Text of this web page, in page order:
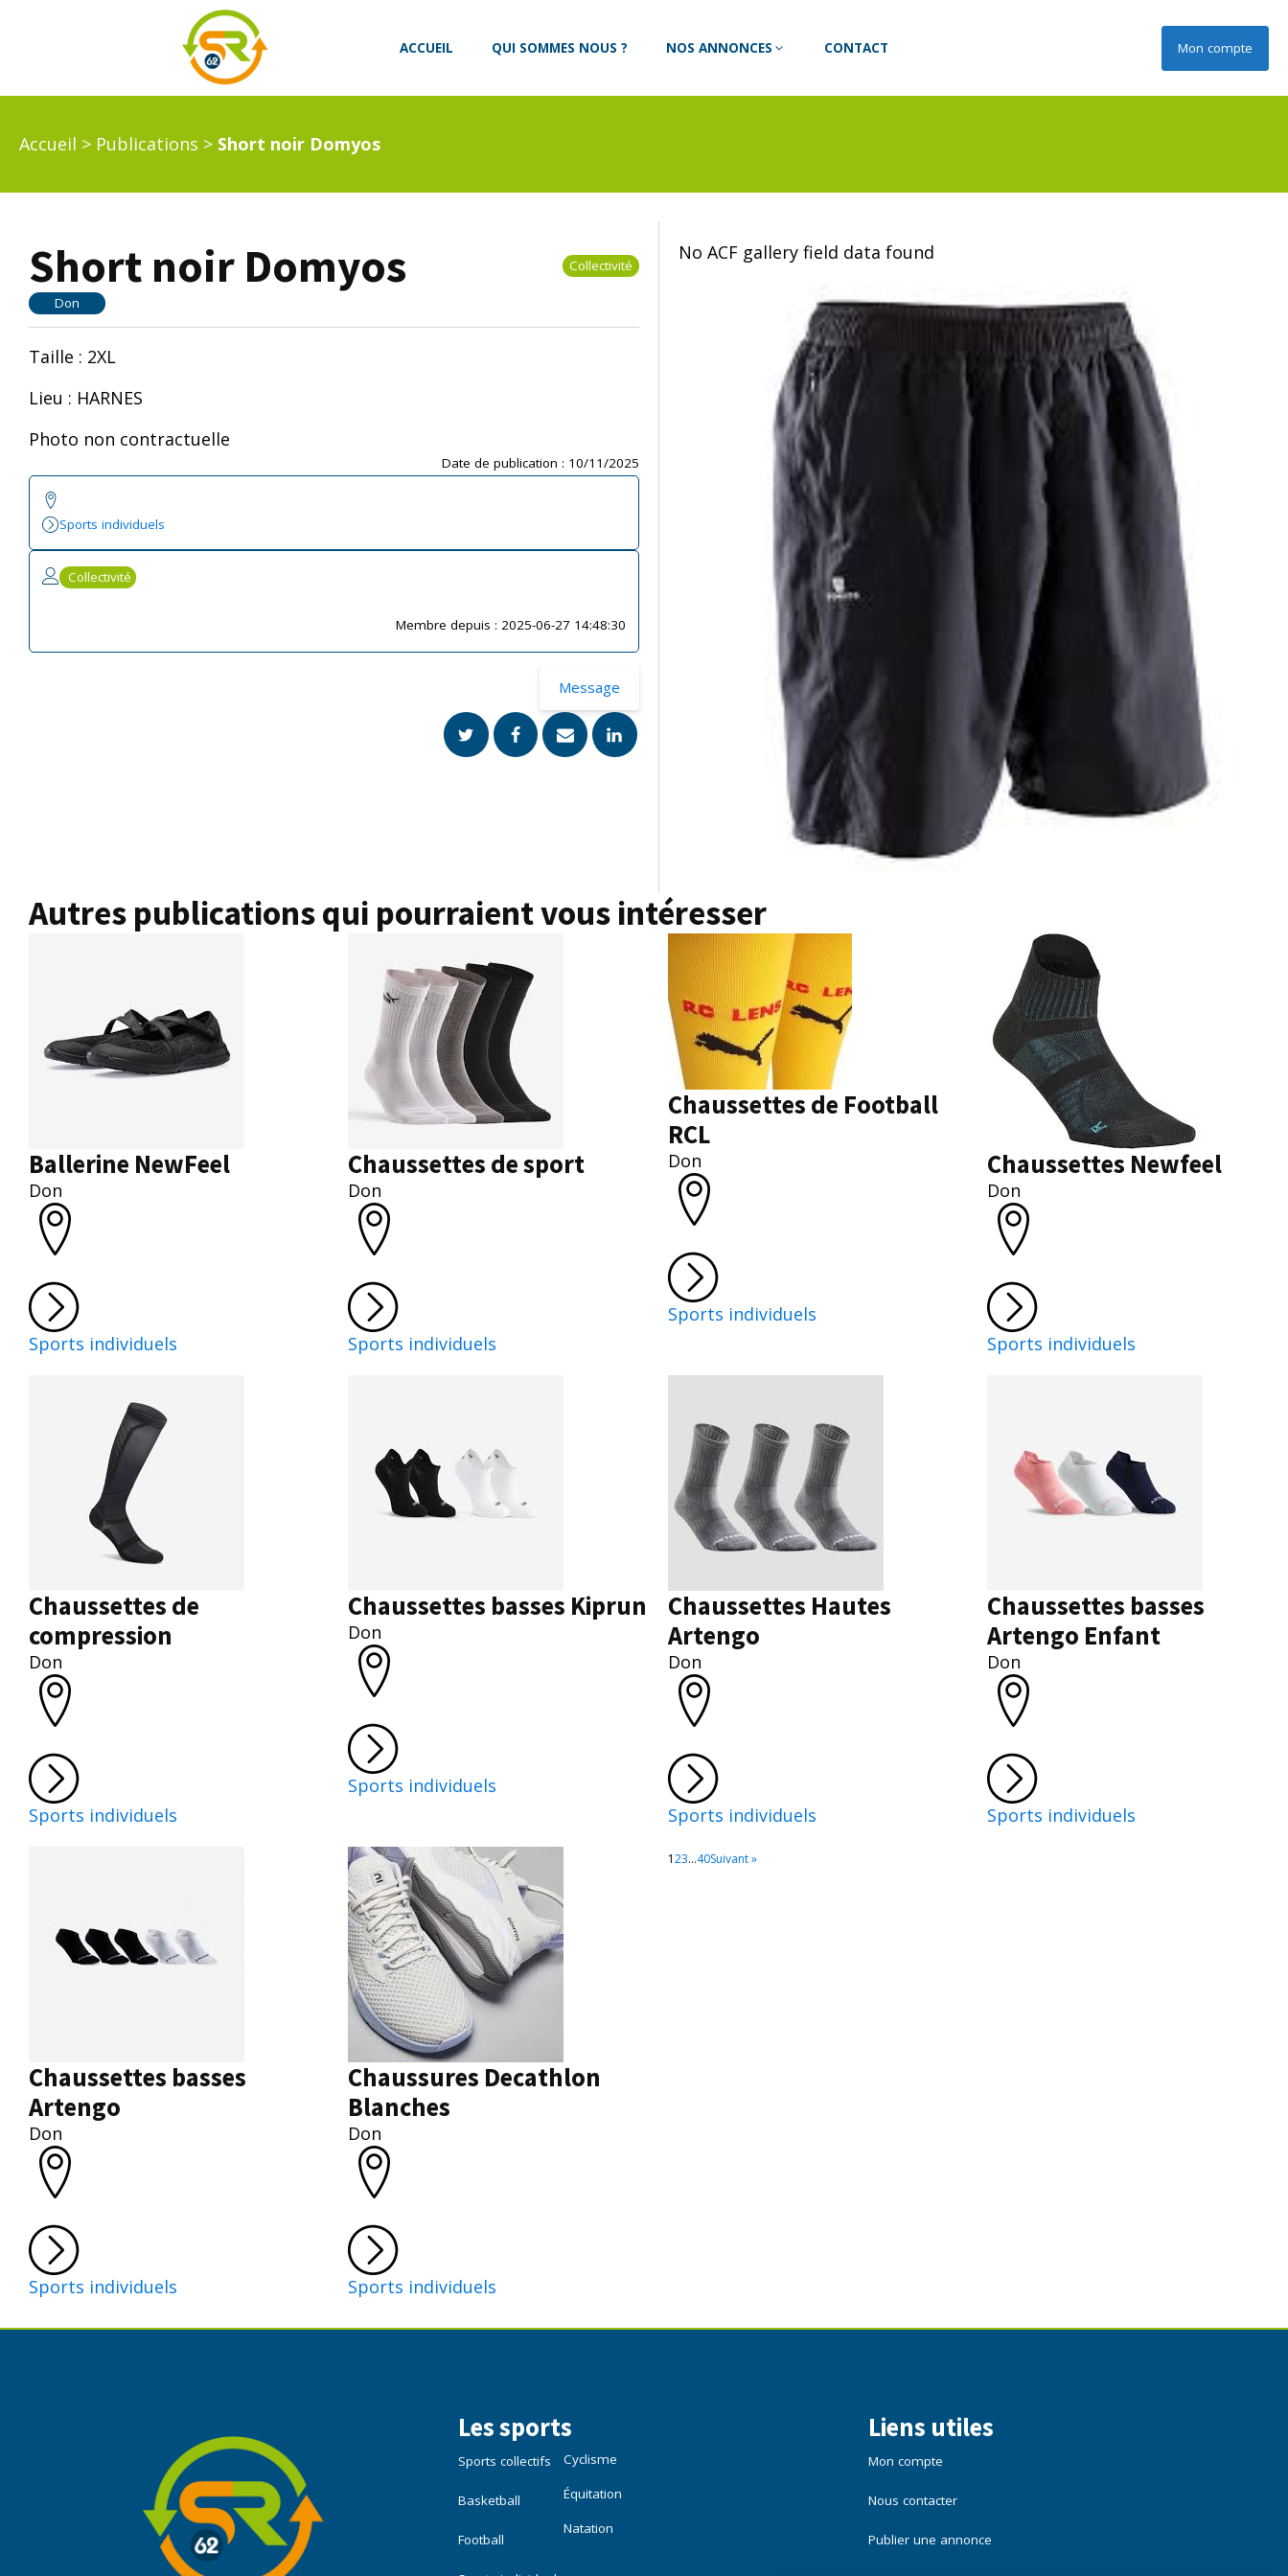
ACCUEIL QUI SOMMES NOUS ? NOS ANNONCES CONTACT Mon compte
Accueil > Publications > Short noir Domyos
Short noir Domyos Collectivité
Don
Taille : 2XL
Lieu : HARNES
Photo non contractuelle
Date de publication : 10/11/2025
Sports individuels
Collectivité
Membre depuis : 2025-06-27 14:48:30
Message
No ACF gallery field data found
Autres publications qui pourraient vous intéresser
Ballerine NewFeel
Don
Sports individuels
Chaussettes de sport
Don
Sports individuels
Chaussettes de Football
RCL
Don
Sports individuels
Chaussettes Newfeel
Don
Sports individuels
Chaussettes de
compression
Don
Sports individuels
Chaussettes basses Kiprun
Don
Sports individuels
Chaussettes Hautes
Artengo
Don
Sports individuels
Chaussettes basses
Artengo Enfant
Don
Sports individuels
Chaussettes basses
Artengo
Don
Sports individuels
Chaussures Decathlon
Blanches
Don
Sports individuels
123…40Suivant »
Les sports
Sports collectifs
Basketball
Football
Cyclisme
Équitation
Natation
Liens utiles
Mon compte
Nous contacter
Publier une annonce